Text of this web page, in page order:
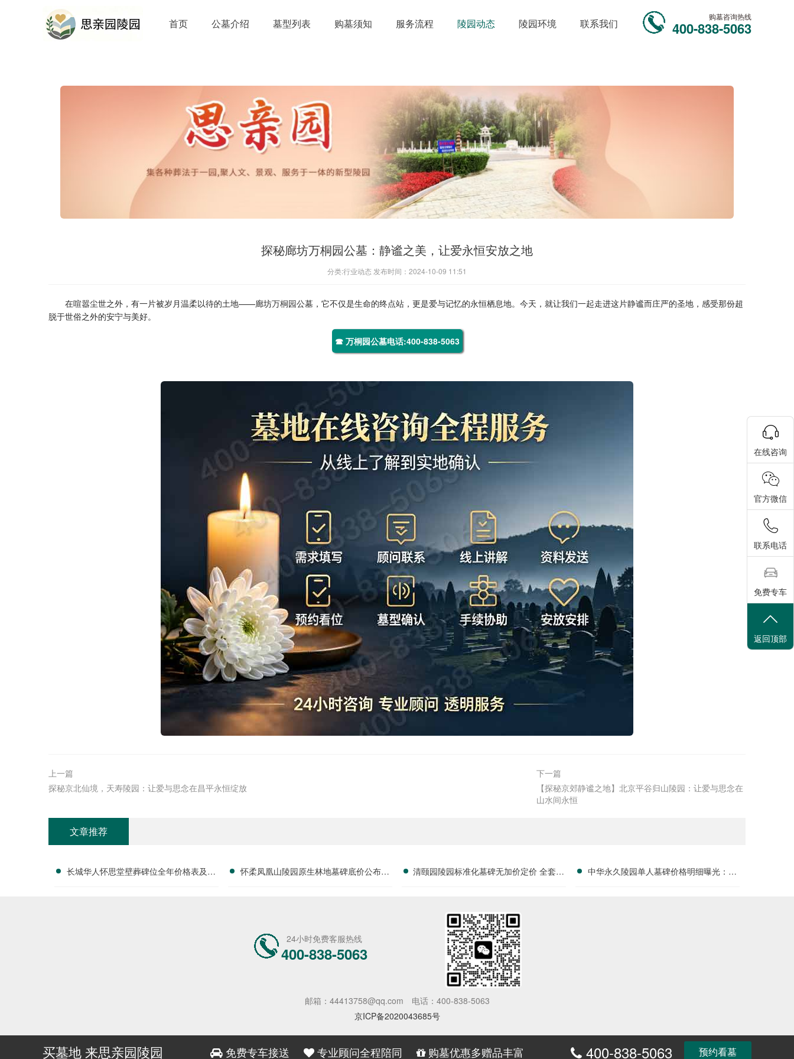
首页 公墓介绍 墓型列表 购墓须知 服务流程 陵园动态 陵园环境 联系我们
购墓咨询热线
400-838-5063
探秘廊坊万桐园公墓：静谧之美，让爱永恒安放之地
分类:行业动态 发布时间：2024-10-09 11:51
在喧嚣尘世之外，有一片被岁月温柔以待的土地——廊坊万桐园公墓，它不仅是生命的终点站，更是爱与记忆的永恒栖息地。今天，就让我们一起走进这片静谧而庄严的圣地，感受那份超
脱于世俗之外的安宁与美好。
☎ 万桐园公墓电话:400-838-5063
上一篇
探秘京北仙境，天寿陵园：让爱与思念在昌平永恒绽放
下一篇
【探秘京郊静谧之地】北京平谷归山陵园：让爱与思念在
山水间永恒
文章推荐
长城华人怀思堂壁葬碑位全年价格表及团
怀柔凤凰山陵园原生林地墓碑底价公布，
清颐园陵园标准化墓碑无加价定价 全套刻
中华永久陵园单人墓碑价格明细曝光：淡
24小时免费客服热线
400-838-5063
邮箱：44413758@qq.com
电话：400-838-5063
京ICP备2020043685号
买墓地 来思亲园陵园 免费专车接送 专业顾问全程陪同 购墓优惠多赠品丰富 400-838-5063 预约看墓
在线咨询
官方微信
联系电话
免费专车
返回顶部